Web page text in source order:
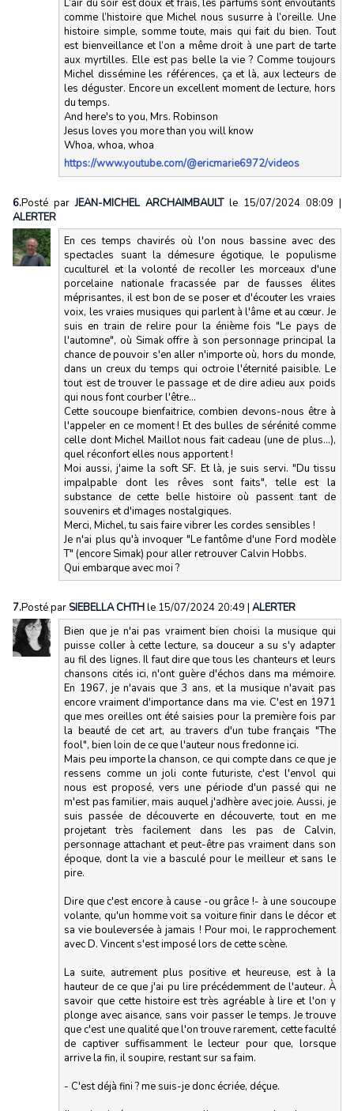
L’air du soir est doux et frais, les parfums sont envoûtants
comme l’histoire que Michel nous susurre à l’oreille. Une
histoire simple, somme toute, mais qui fait du bien. Tout
est bienveillance et l’on a même droit à une part de tarte
aux myrtilles. Elle est pas belle la vie ? Comme toujours
Michel dissémine les références, ça et là, aux lecteurs de
les déguster. Encore un excellent moment de lecture, hors
du temps.
And here's to you, Mrs. Robinson
Jesus loves you more than you will know
Whoa, whoa, whoa
https://www.youtube.com/@ericmarie6972/videos
6.Posté parJEAN-MICHEL ARCHAIMBAULT le 15/07/2024 08:09 |
ALERTER
En ces temps chavirés où l'on nous bassine avec des
spectacles suant la démesure égotique, le populisme
cuculturel et la volonté de recoller les morceaux d'une
porcelaine nationale fracassée par de fausses élites
méprisantes, il est bon de se poser et d'écouter les vraies
voix, les vraies musiques qui parlent à l'âme et au cœur. Je
suis en train de relire pour la énième fois "Le pays de
l'automne", où Simak offre à son personnage principal la
chance de pouvoir s'en aller n'importe où, hors du monde,
dans un creux du temps qui octroie l'éternité paisible. Le
tout est de trouver le passage et de dire adieu aux poids
qui nous font courber l'être...
Cette soucoupe bienfaitrice, combien devons-nous être à
l'appeler en ce moment ! Et des bulles de sérénité comme
celle dont Michel Maillot nous fait cadeau (une de plus...),
quel réconfort elles nous apportent !
Moi aussi, j'aime la soft SF. Et là, je suis servi. "Du tissu
impalpable dont les rêves sont faits", telle est la
substance de cette belle histoire où passent tant de
souvenirs et d'images nostalgiques.
Merci, Michel, tu sais faire vibrer les cordes sensibles !
Je n'ai plus qu'à invoquer "Le fantôme d'une Ford modèle
T" (encore Simak) pour aller retrouver Calvin Hobbs.
Qui embarque avec moi ?
7.Posté par SIEBELLA CHTHle 15/07/2024 20:49 | ALERTER
Bien que je n'ai pas vraiment bien choisi la musique qui
puisse coller à cette lecture, sa douceur a su s'y adapter
au fil des lignes. Il faut dire que tous les chanteurs et leurs
chansons cités ici, n'ont guère d'échos dans ma mémoire.
En 1967, je n'avais que 3 ans, et la musique n'avait pas
encore vraiment d'importance dans ma vie. C'est en 1971
que mes oreilles ont été saisies pour la première fois par
la beauté de cet art, au travers d'un tube français "The
fool", bien loin de ce que l'auteur nous fredonne ici.
Mais peu importe la chanson, ce qui compte dans ce que je
ressens comme un joli conte futuriste, c'est l'envol qui
nous est proposé, vers une période d'un passé qui ne
m'est pas familier, mais auquel j'adhère avec joie. Aussi, je
suis passée de découverte en découverte, tout en me
projetant très facilement dans les pas de Calvin,
personnage attachant et peut-être pas vraiment dans son
époque, dont la vie a basculé pour le meilleur et sans le
pire.
Dire que c'est encore à cause -ou grâce !- à une soucoupe
volante, qu'un homme voit sa voiture finir dans le décor et
sa vie bouleversée à jamais ! Pour moi, le rapprochement
avec D. Vincent s'est imposé lors de cette scène.
La suite, autrement plus positive et heureuse, est à la
hauteur de ce que j'ai pu lire précédemment de l'auteur. À
savoir que cette histoire est très agréable à lire et l'on y
plonge avec aisance, sans voir passer le temps. Je trouve
que c'est une qualité que l'on trouve rarement, cette faculté
de captiver suffisamment le lecteur pour que, lorsque
arrive la fin, il soupire, restant sur sa faim.
- C'est déjà fini ? me suis-je donc écriée, déçue.